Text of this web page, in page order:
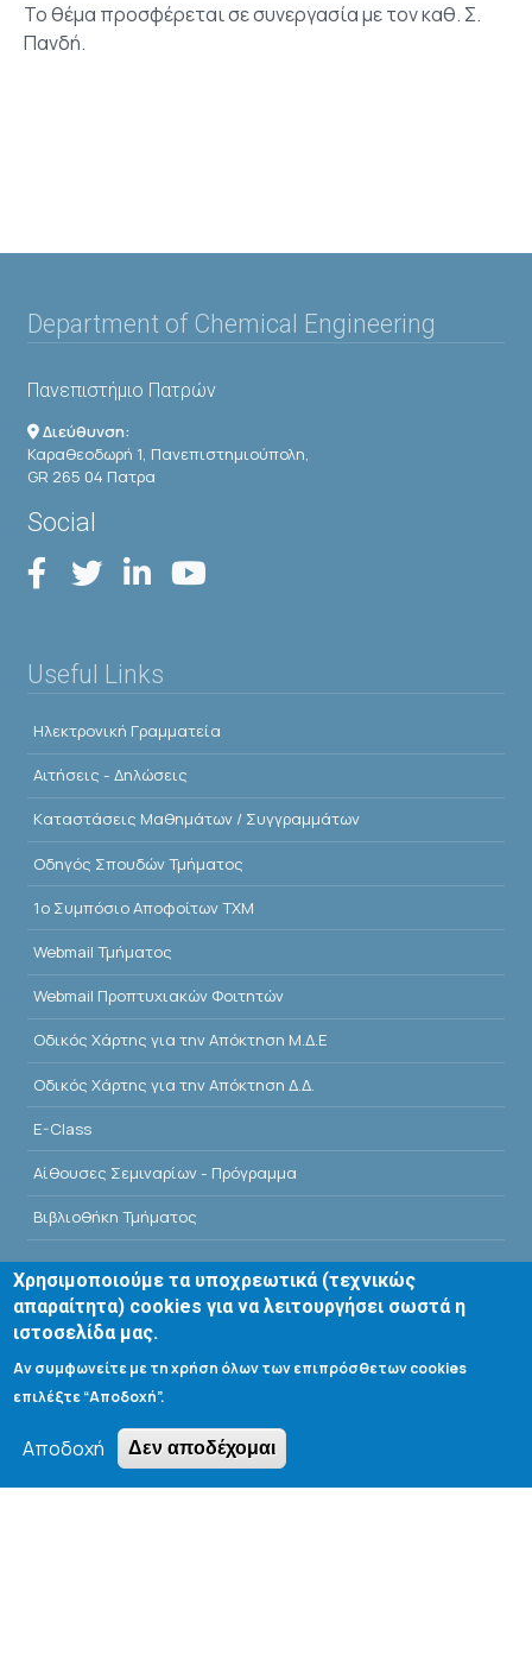
Το θέμα προσφέρεται σε συνεργασία με τον καθ. Σ.
Πανδή.
Department of Chemical Engineering
Πανεπιστήμιο Πατρών
Διεύθυνση:
Καραθεοδωρή 1, Πανεπιστημιούπολη,
GR 265 04 Πατρα
Social
Useful Links
Ηλεκτρονική Γραμματεία
Αιτήσεις - Δηλώσεις
Kαταστάσεις Μαθημάτων / Συγγραμμάτων
Οδηγός Σπουδών Τμήματος
1o Συμπόσιο Αποφοίτων ΤΧΜ
Webmail Τμήματος
Webmail Προπτυχιακών Φοιτητών
Οδικός Χάρτης για την Απόκτηση Μ.Δ.Ε
Οδικός Χάρτης για την Απόκτηση Δ.Δ.
E-Class
Αίθουσες Σεμιναρίων - Πρόγραμμα
Βιβλιοθήκη Τμήματος
Search form
Αναζήτηση
Χρησιμοποιούμε τα υποχρεωτικά (τεχνικώς
απαραίτητα) cookies για να λειτουργήσει σωστά η
ιστοσελίδα μας.
Αν συμφωνείτε με τη χρήση όλων των επιπρόσθετων cookies
επιλέξτε “Αποδοχή”.
Αποδοχή Δεν αποδέχομαι